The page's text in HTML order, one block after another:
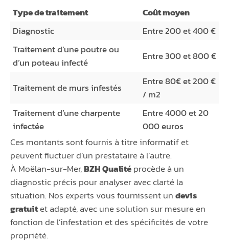
Type de traitement
Coût moyen
Diagnostic
Entre 200 et 400 €
Traitement d’une poutre ou
d’un poteau infecté
Entre 300 et 800 €
Traitement de murs infestés
Entre 80€ et 200 €
/ m2
Traitement d’une charpente
infectée
Entre 4000 et 20
000 euros
Ces montants sont fournis à titre informatif et
peuvent fluctuer d’un prestataire à l’autre.
À Moëlan-sur-Mer,BZH Qualitéprocède à un
diagnostic précis pour analyser avec clarté la
situation. Nos experts vous fournissent undevis
gratuitet adapté, avec une solution sur mesure en
fonction de l’infestation et des spécificités de votre
propriété.